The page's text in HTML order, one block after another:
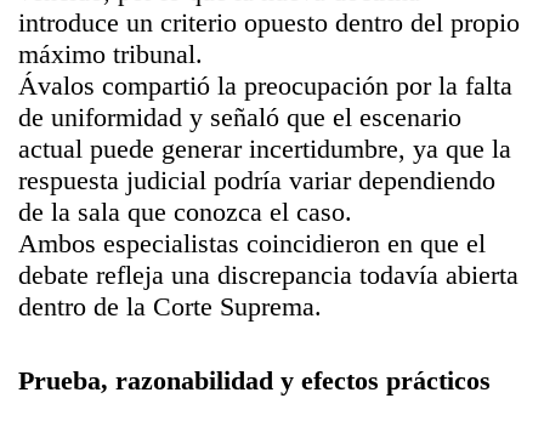
introduce un criterio opuesto dentro del propio
máximo tribunal.
Ávalos compartió la preocupación por la falta
de uniformidad y señaló que el escenario
actual puede generar incertidumbre, ya que la
respuesta judicial podría variar dependiendo
de la sala que conozca el caso.
Ambos especialistas coincidieron en que el
debate refleja una discrepancia todavía abierta
dentro de la Corte Suprema.
Prueba, razonabilidad y efectos prácticos